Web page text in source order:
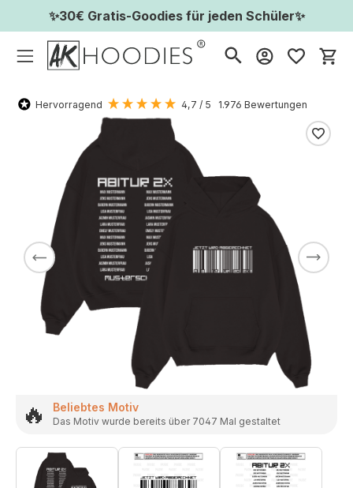
✨30€ Gratis-Goodies für jeden Schüler✨
Hervorragend 4,7 / 5 1.976 Bewertungen
🔥 Beliebtes Motiv
Das Motiv wurde bereits über 7047 Mal gestaltet